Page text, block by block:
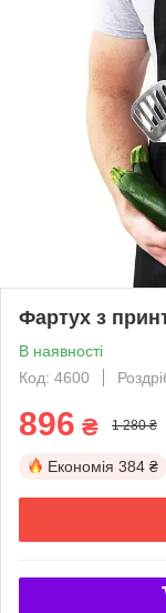
Фартух з
В наявності
Код: 4600
896 ₴ 1 280 ₴
Економія 384 ₴